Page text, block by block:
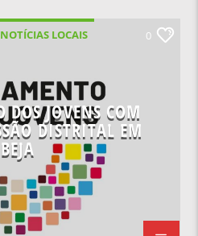
NOTÍCIAS LOCAIS
0
DOS JOVENS COM
DISTRITAL EM
BEJA